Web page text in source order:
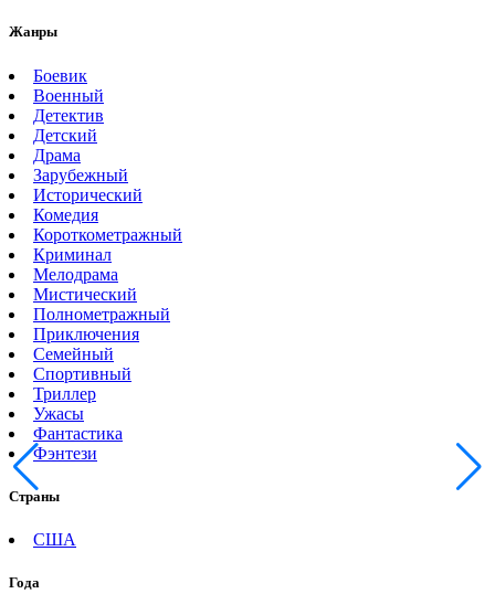
Жанры
Боевик
Военный
Детектив
Детский
Драма
Зарубежный
Исторический
Комедия
Короткометражный
Криминал
Мелодрама
Мистический
Полнометражный
Приключения
Семейный
Спортивный
Триллер
Ужасы
Фантастика
Фэнтези
Страны
США
Года